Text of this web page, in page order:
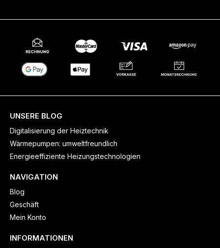
UNSERE BLOG
Digitalisierung der Heiztechnik
Wärmepumpen: umweltfreundlich
Energieeffiziente Heizungstechnologien
NAVIGATION
Blog
Geschäft
Mein Konto
INFORMATIONEN